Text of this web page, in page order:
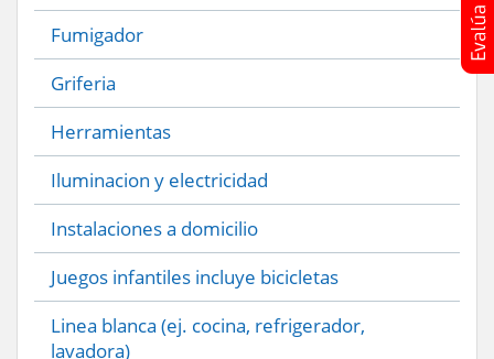
Fumigador
Griferia
Herramientas
Iluminacion y electricidad
Instalaciones a domicilio
Juegos infantiles incluye bicicletas
Linea blanca (ej. cocina, refrigerador,
lavadora)